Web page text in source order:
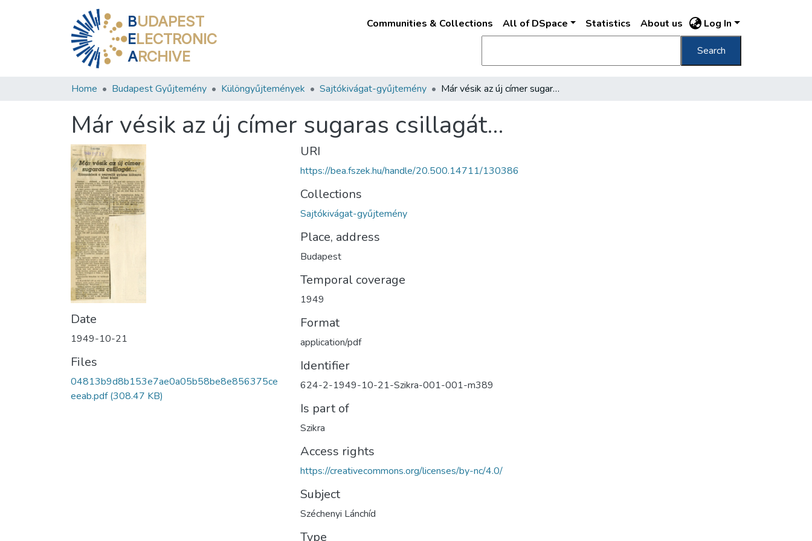
BUDAPEST
ELECTRONIC
ARCHIVE
Communities & Collections All of DSpace Statistics About us Log In
Search
Home Budapest Gyűjtemény Különgyűjtemények Sajtókivágat-gyűjtemény Már vésik az új címer sugaras csillagát…
Már vésik az új címer sugaras csillagát…
Date
1949-10-21
Files
04813b9d8b153e7ae0a05b58be8e856375ce
eeab.pdf(308.47 KB)
URI
https://bea.fszek.hu/handle/20.500.14711/130386
Collections
Sajtókivágat-gyűjtemény
Place, address
Budapest
Temporal coverage
1949
Format
application/pdf
Identifier
624-2-1949-10-21-Szikra-001-001-m389
Is part of
Szikra
Access rights
https://creativecommons.org/licenses/by-nc/4.0/
Subject
Széchenyi Lánchíd
Type